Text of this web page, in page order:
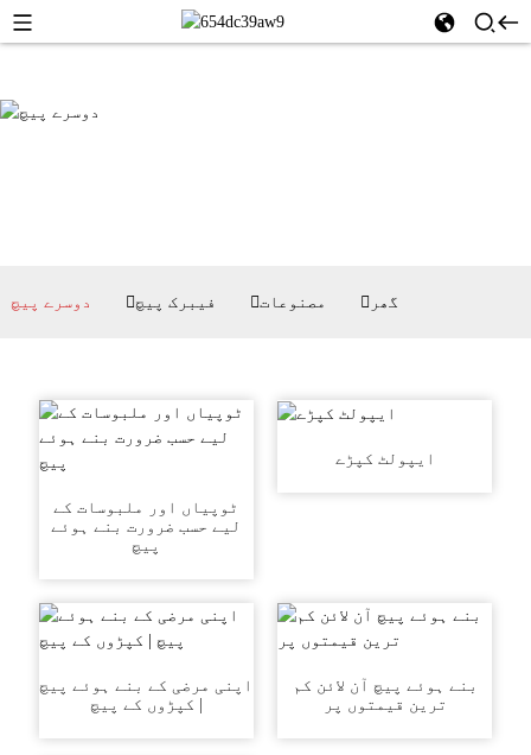
گھر مصنوعات فیبرک پیچ دوسرے پیچ
ٹوپیاں اور ملبوسات کے
لیے حسب ضرورت بنے ہوئے
پیچ
ایپولٹ کپڑے
اپنی مرضی کے بنے ہوئے پیچ
| کپڑوں کے پیچ
بنے ہوئے پیچ آن لائن کم
ترین قیمتوں پر